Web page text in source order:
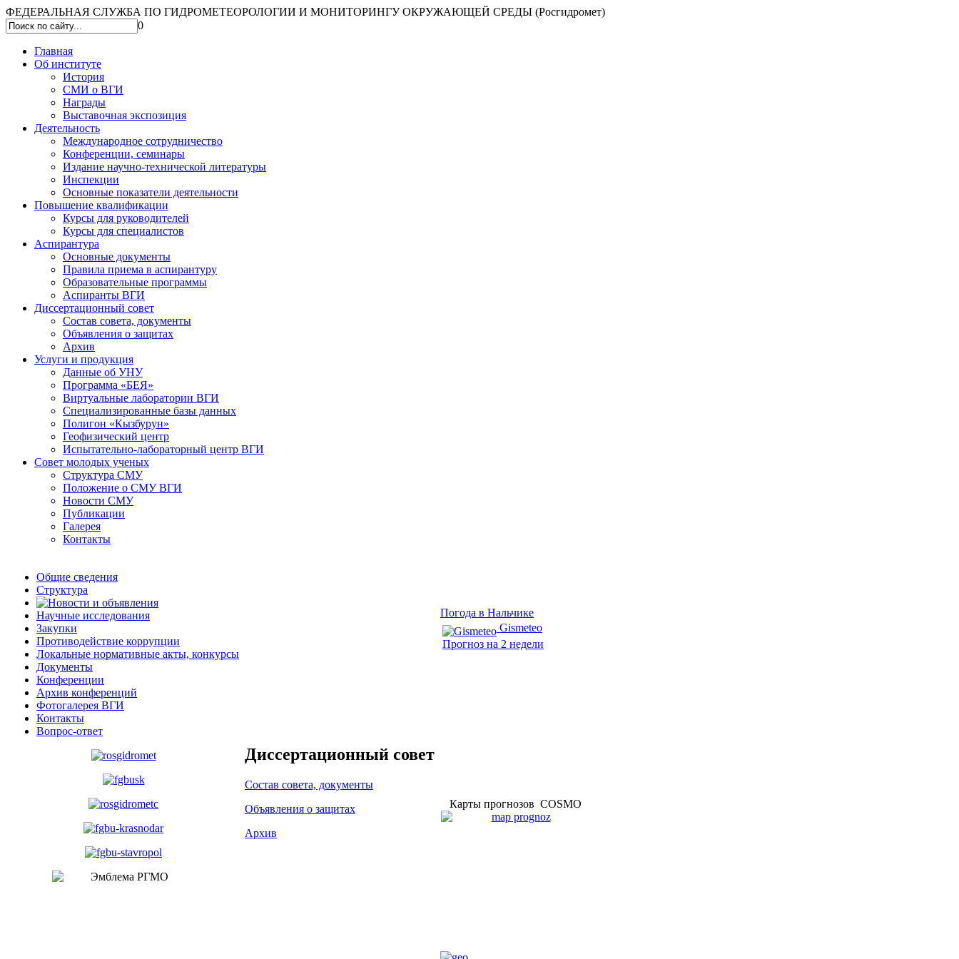
ФЕДЕРАЛЬНАЯ СЛУЖБА ПО ГИДРОМЕТЕОРОЛОГИИ И МОНИТОРИНГУ ОКРУЖАЮЩЕЙ СРЕДЫ (Росгидромет)
0
Главная
Об институте
История
СМИ о ВГИ
Награды
Выставочная экспозиция
Деятельность
Международное сотрудничество
Конференции, семинары
Издание научно-технической литературы
Инспекции
Основные показатели деятельности
Повышение квалификации
Курсы для руководителей
Курсы для специалистов
Аспирантура
Основные документы
Правила приема в аспирантуру
Образовательные программы
Аспиранты ВГИ
Диссертационный совет
Состав совета, документы
Объявления о защитах
Архив
Услуги и продукция
Данные об УНУ
Программа «БЕЯ»
Виртуальные лаборатории ВГИ
Специализированные базы данных
Полигон «Кызбурун»
Геофизический центр
Испытательно-лабораторный центр ВГИ
Совет молодых ученых
Структура СМУ
Положение о СМУ ВГИ
Новости СМУ
Публикации
Галерея
Контакты
Общие сведения
Структура
Научные исследования
Закупки
Противодействие коррупции
Локальные нормативные акты, конкурсы
Документы
Конференции
Архив конференций
Фотогалерея ВГИ
Контакты
Вопрос-ответ
Диссертационный совет
Состав совета, документы
Объявления о защитах
Архив
Погода в Нальчике
Gismeteo
Прогноз на 2 недели
Карты прогнозов COSMO